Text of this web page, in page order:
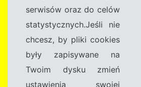
serwisów oraz do celów
statystycznych.Jeśli nie
chcesz, by pliki cookies
były zapisywane na
Twoim dysku zmień
ustawienia swojej